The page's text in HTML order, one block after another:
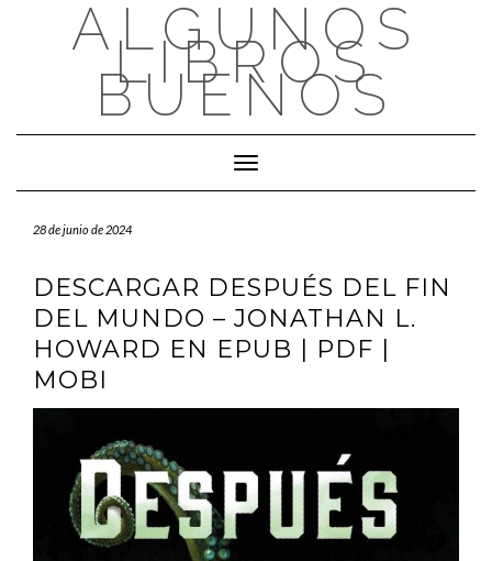
ALGUNOS
LIBROS
BUENOS
Cambiar modo de navegación
28 de junio de 2024
DESCARGAR DESPUÉS DEL FIN
DEL MUNDO – JONATHAN L.
HOWARD EN EPUB | PDF |
MOBI